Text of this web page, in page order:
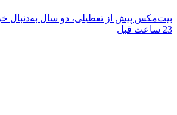
بیت‌مکس پیش از تعطیلی، دو سال به‌دنبال
23 ساعت قبل